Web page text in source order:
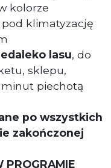
kolorze
klimatyzację
lasu, do
sklepu,
minut piechotą
po wszystkich
zakończonej
PROGRAMIE